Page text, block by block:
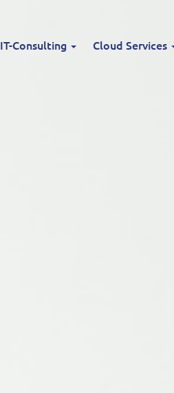
IT-Consulting Cloud Services